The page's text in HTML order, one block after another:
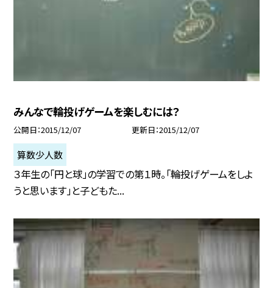
みんなで輪投げゲームを楽しむには？
公開日 2015/12/07 更新日 2015/12/07
算数少人数
３年生の「円と球」の学習での第１時。「輪投げゲームをしよ
うと思います」と子どもた...